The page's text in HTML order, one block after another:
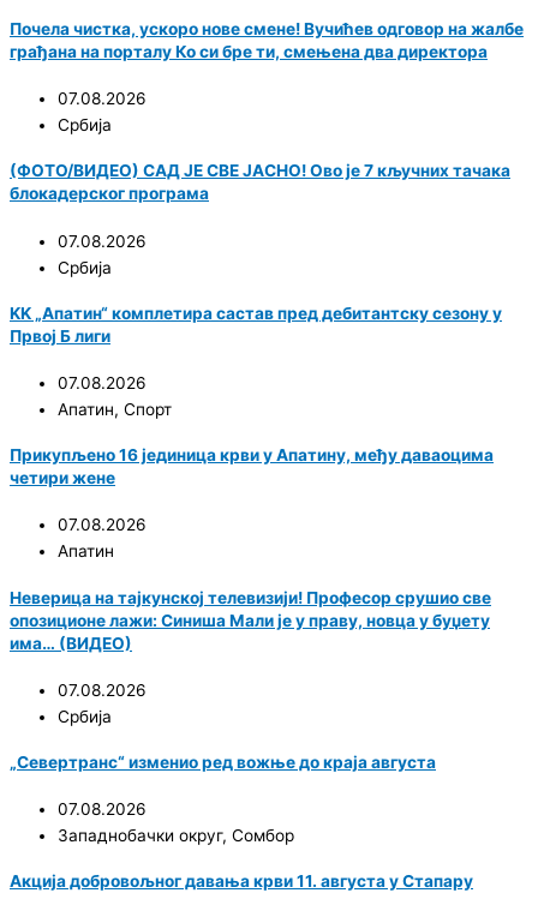
Почела чистка, ускоро нове смене! Вучићев одговор на жалбе
грађана на порталу Ко си бре ти, смењена два директора
07.08.2026
Србија
(ФОТО/ВИДЕО) САД ЈЕ СВЕ ЈАСНО! Ово је 7 кључних тачака
блокадерског програма
07.08.2026
Србија
KK „Апатин“ комплетира састав пред дебитантску сезону у
Првој Б лиги
07.08.2026
Апатин, Спорт
Прикупљено 16 јединица крви у Апатину, међу даваоцима
четири жене
07.08.2026
Апатин
Неверица на тајкунској телевизији! Професор срушио све
опозиционе лажи: Синиша Мали је у праву, новца у буџету
има… (ВИДЕО)
07.08.2026
Србија
„Севертранс“ изменио ред вожње до краја августа
07.08.2026
Западнобачки округ, Сомбор
Акција добровољног давања крви 11. августа у Стапару